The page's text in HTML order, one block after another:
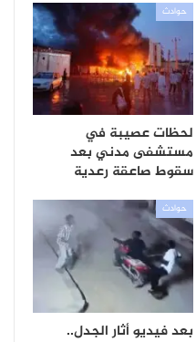
حوادث
لحظات عصيبة في
مستشفى مدني بعد
سقوط صاعقة رعدية
حوادث
بعد فيديو أثار الجدل..